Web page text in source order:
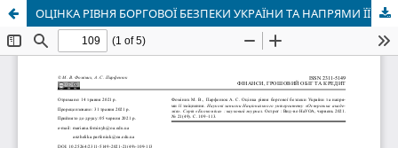
ОЦІНКА РІВНЯ БОРГОВОЇ БЕЗПЕКИ УКРАЇНИ ТА НАПРЯМИ ЇЇ ЗМІЦНЕННЯ